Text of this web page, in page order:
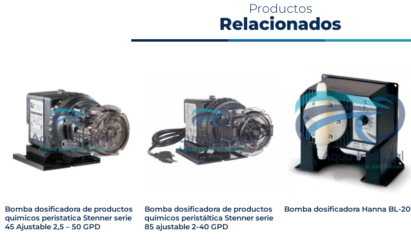
Productos
Relacionados
Bomba dosificadora de productos
quimicos peristatica Stenner serie
45 Ajustable 2,5 – 50 GPD
Bomba dosificadora de productos
químicos peristáltica Stenner serie
85 ajustable 2-40 GPD
Bomba dosificadora Hanna BL-20